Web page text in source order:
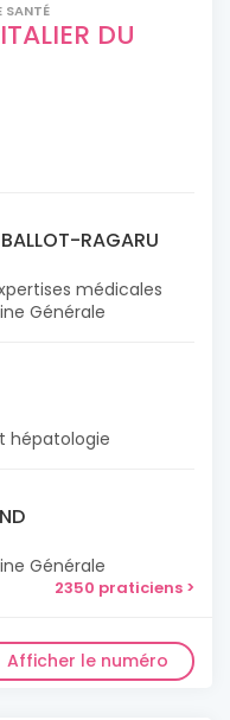
SANTÉ
DU
RAGARU
médicales
Générale
hépatologie
Générale
2350 praticiens >
Afficher le numéro